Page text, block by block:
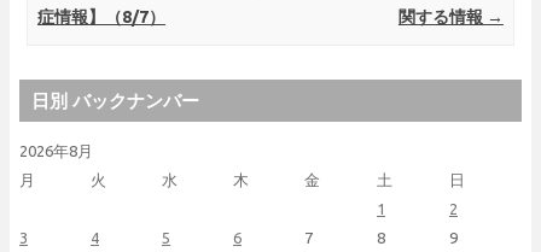
症情報】（8/7）
関する情報 →
日別 バックナンバー
2026年8月
月
火 水 木 金 土 日
1
2
3
4 5 6 7 8
9